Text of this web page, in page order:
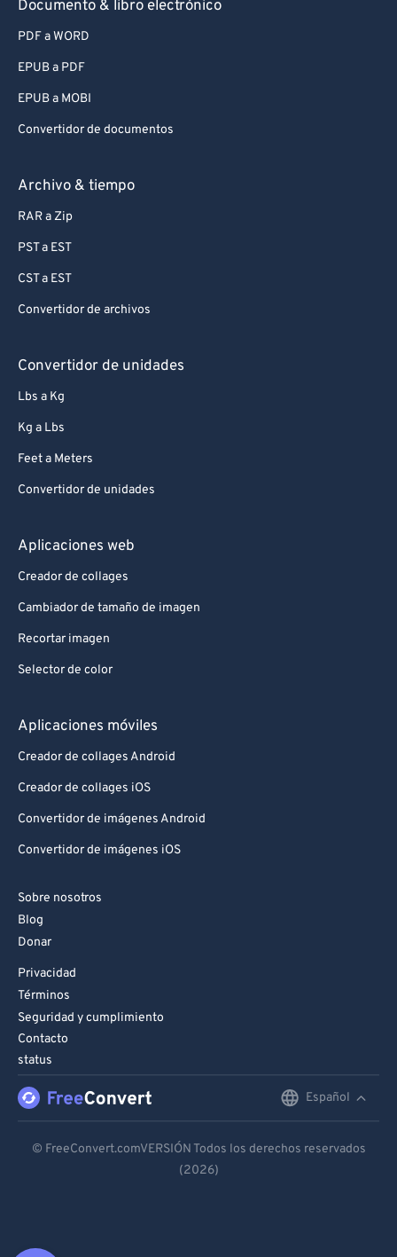
Documento & libro electrónico
PDF a WORD
EPUB a PDF
EPUB a MOBI
Convertidor de documentos
Archivo & tiempo
RAR a Zip
PST a EST
CST a EST
Convertidor de archivos
Convertidor de unidades
Lbs a Kg
Kg a Lbs
Feet a Meters
Convertidor de unidades
Aplicaciones web
Creador de collages
Cambiador de tamaño de imagen
Recortar imagen
Selector de color
Aplicaciones móviles
Creador de collages Android
Creador de collages iOS
Convertidor de imágenes Android
Convertidor de imágenes iOS
Sobre nosotros
Blog
Donar
Privacidad
Términos
Seguridad y cumplimiento
Contacto
status
Español
Español
© FreeConvert.comVERSIÓN Todos los derechos reservados
(2026)